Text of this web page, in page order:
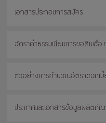
เอกสารประกอบการสมัคร
อัตราค่าธรรมเนียมการขอสินเชื่
ตัวอย่างการคำนวณอัตราดอกเบี้
ประกาศและเอกสารข้อมูลผลิตภั